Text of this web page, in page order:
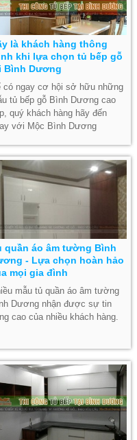
là khách hàng thông
khi lựa chọn tủ bếp gỗ
Bình Dương
có ngay cơ hội sở hữu những
tủ bếp gỗ Bình Dương cao
quý khách hàng hãy đến
với Mộc Bình Dương
quần áo âm tường Bình
- Lựa chọn hoàn hảo
mọi gia đình
mẫu tủ quần áo âm tường
Dương nhận được sự tin
cao của nhiều khách hàng.